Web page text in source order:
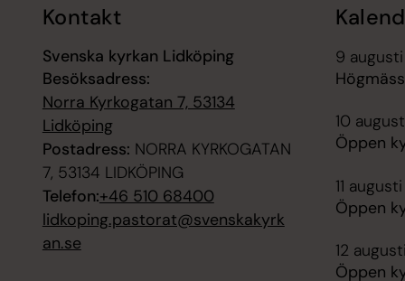
Kontakt
Svenska kyrkan Lidköping
Besöksadress:
Norra Kyrkogatan 7, 53134
Lidköping
Postadress: NORRA KYRKOGATAN
7, 53134 LIDKÖPING
Telefon:+46 510 68400
lidkoping.pastorat@svenskakyrk
an.se
9
10
Öppen
11
Öppen
12
Öppen